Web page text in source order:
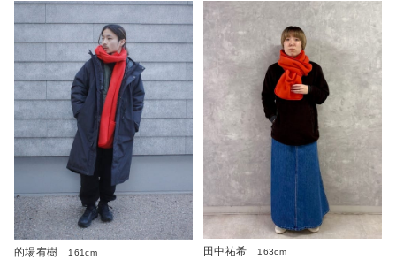
的場宥樹
161cm
田中祐希
163cm